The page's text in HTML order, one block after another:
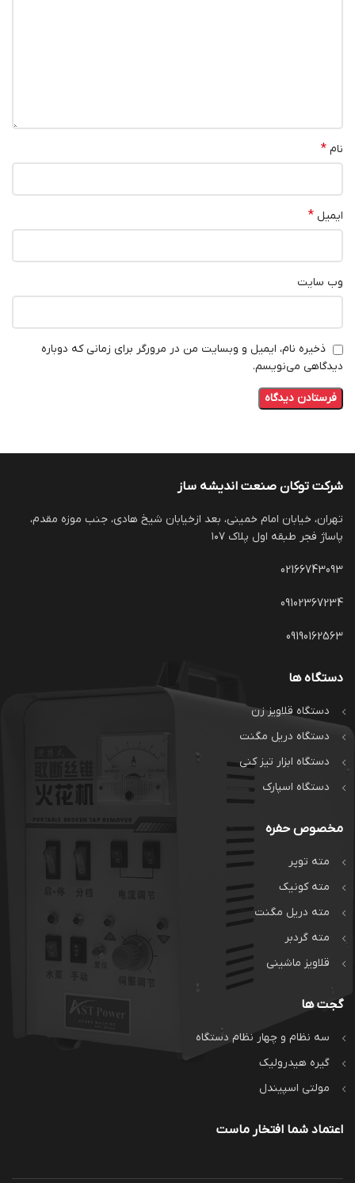
نام *
ایمیل *
وب‌ سایت
ذخیره نام، ایمیل و وبسایت من در مرورگر برای زمانی که دوباره
دیدگاهی می‌نویسم.
شرکت توکان صنعت اندیشه ساز
تهران، خیابان امام خمینی، بعد ازخیابان شیخ هادی، جنب موزه مقدم،
پاساژ فجر طبقه اول پلاک ۱۰۷
02166743093
09102367234
09190162563
دستگاه ها
دستگاه قلاویز زن
دستگاه دریل مگنت
دستگاه ابزار تیز کنی
دستگاه اسپارک
مخصوص حفره
مته توپر
مته کونیک
مته دریل مگنت
مته گردبر
قلاویز ماشینی
گجت ها
سه نظام و چهار نظام دستگاه
گیره هیدرولیک
مولتی اسپیندل
اعتماد شما افتخار ماست